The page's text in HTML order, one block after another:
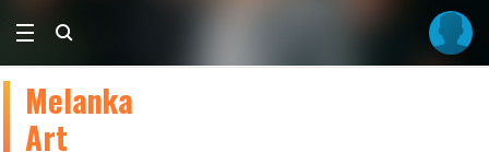
Melanka
Art